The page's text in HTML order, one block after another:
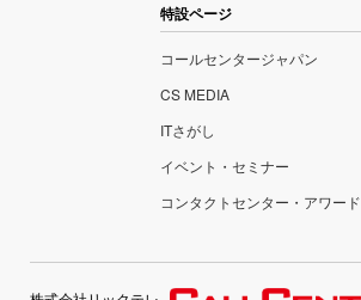
特設ページ
コールセンタージャパン
CS MEDIA
ITさがし
イベント・セミナー
コンタクトセンター・アワード